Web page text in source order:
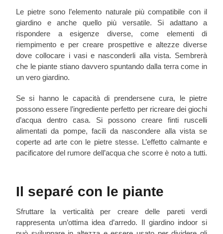
Le pietre sono l’elemento naturale più compatibile con il
giardino e anche quello più versatile. Si adattano a
rispondere a esigenze diverse, come elementi di
riempimento e per creare prospettive e altezze diverse
dove collocare i vasi e nasconderli alla vista. Sembrerà
che le piante stiano davvero spuntando dalla terra come in
un vero giardino.
Se si hanno le capacità di prendersene cura, le pietre
possono essere l’ingrediente perfetto per ricreare dei giochi
d’acqua dentro casa. Si possono creare finti ruscelli
alimentati da pompe, facili da nascondere alla vista se
coperte ad arte con le pietre stesse. L’effetto calmante e
pacificatore del rumore dell’acqua che scorre è noto a tutti.
Il separé con le piante
Sfruttare la verticalità per creare delle pareti verdi
rappresenta un’ottima idea d’arredo. Il giardino indoor si